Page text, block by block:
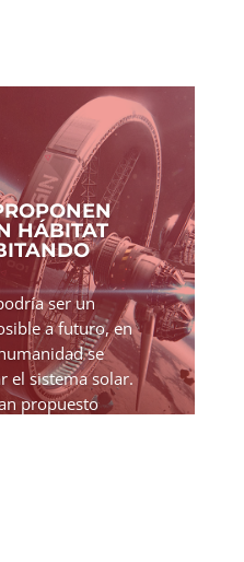
HÁBITAT
ser un
a futuro, en
se
el sistema solar.
propuesto